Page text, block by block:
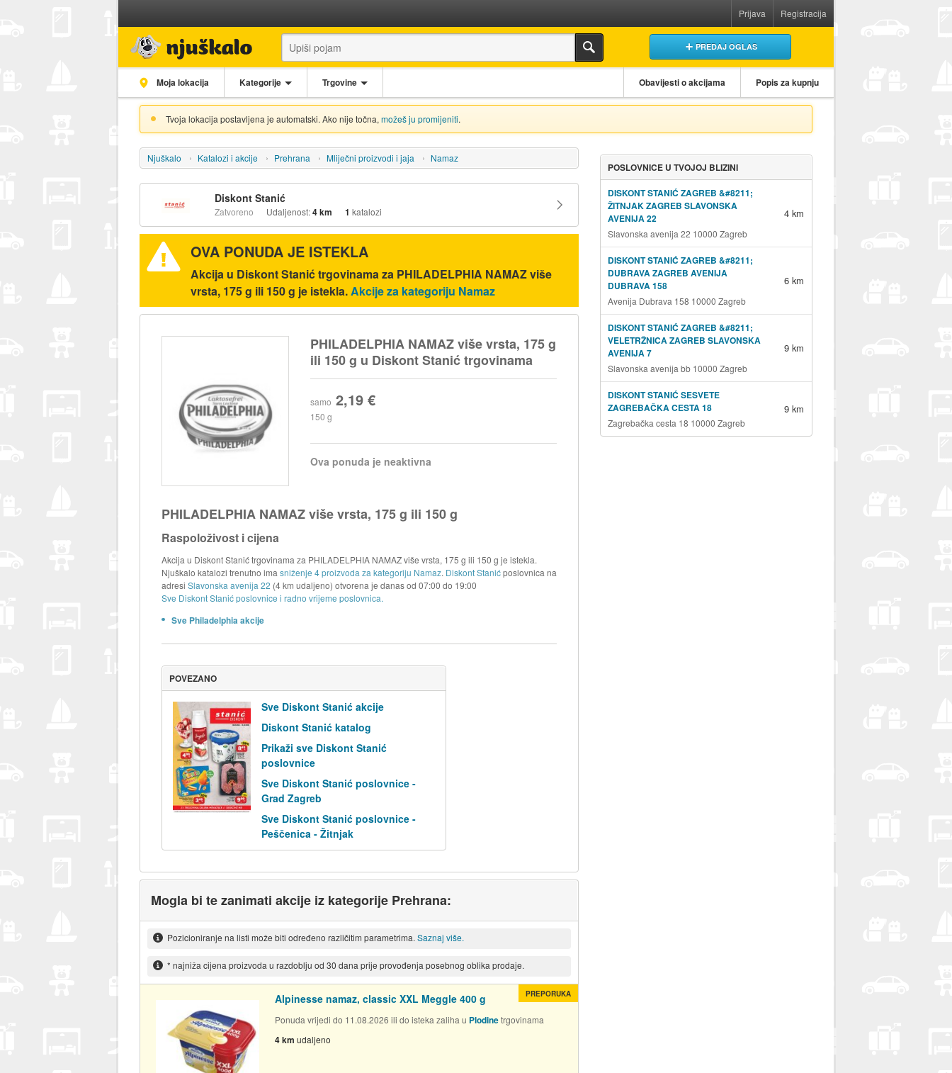
Prijava Registracija
PREDAJ OGLAS
Moja lokacija Kategorije Trgovine Obavijesti o akcijama Popis za kupnju
Tvoja lokacija postavljena je automatski. Ako nije točna, možeš ju promijeniti.
Njuškalo Katalozi i akcije Prehrana Mliječni proizvodi i jaja Namaz
Diskont Stanić
Zatvoreno Udaljenost:4 km 1 katalozi
OVA PONUDA JE ISTEKLA
Akcija u Diskont Stanić trgovinama za PHILADELPHIA NAMAZ više
vrsta, 175 g ili 150 g je istekla.Akcije za kategoriju Namaz
PHILADELPHIA NAMAZ više vrsta, 175 g
ili 150 g u Diskont Stanić trgovinama
samo 2,19 €
150 g
Ova ponuda je neaktivna
PHILADELPHIA NAMAZ više vrsta, 175 g ili 150 g
Raspoloživost i cijena
Akcija u Diskont Stanić trgovinama za PHILADELPHIA NAMAZ više vrsta, 175 g ili 150 g je istekla.
Njuškalo katalozi trenutno ima sniženje 4 proizvoda za kategoriju Namaz. Diskont Stanićposlovnica na
adresi Slavonska avenija 22 (4 km udaljeno) otvorena je danas od 07:00 do 19:00
Sve Diskont Stanić poslovnice i radno vrijeme poslovnica.
Sve Philadelphia akcije
POVEZANO
Sve Diskont Stanić akcije
Diskont Stanić katalog
Prikaži sve Diskont Stanić
poslovnice
Sve Diskont Stanić poslovnice -
Grad Zagreb
Sve Diskont Stanić poslovnice -
Peščenica - Žitnjak
Mogla bi te zanimati akcije iz kategorije Prehrana:
Pozicioniranje na listi može biti određeno različitim parametrima. Saznaj više.
* najniža cijena proizvoda u razdoblju od 30 dana prije provođenja posebnog oblika prodaje.
Alpinesse namaz, classic XXL Meggle 400 g
Ponuda vrijedi do 11.08.2026 ili do isteka zaliha u Plodinetrgovinama
4 km udaljeno
PREPORUKA
POSLOVNICE U TVOJOJ BLIZINI
DISKONT STANIĆ ZAGREB &#8211;
ŽITNJAK ZAGREB SLAVONSKA
AVENIJA 22
Slavonska avenija 22 10000 Zagreb
4 km
DISKONT STANIĆ ZAGREB &#8211;
DUBRAVA ZAGREB AVENIJA
DUBRAVA 158
Avenija Dubrava 158 10000 Zagreb
6 km
DISKONT STANIĆ ZAGREB &#8211;
VELETRŽNICA ZAGREB SLAVONSKA
AVENIJA 7
Slavonska avenija bb 10000 Zagreb
9 km
DISKONT STANIĆ SESVETE
ZAGREBAČKA CESTA 18
Zagrebačka cesta 18 10000 Zagreb
9 km